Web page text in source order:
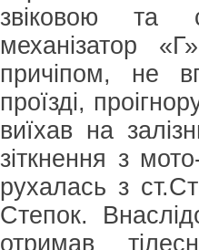
звіковою та
механізатор
причіпом, не
проїзді,
виїхав на
зіткнення з
рухалась з
Степок.
отримав